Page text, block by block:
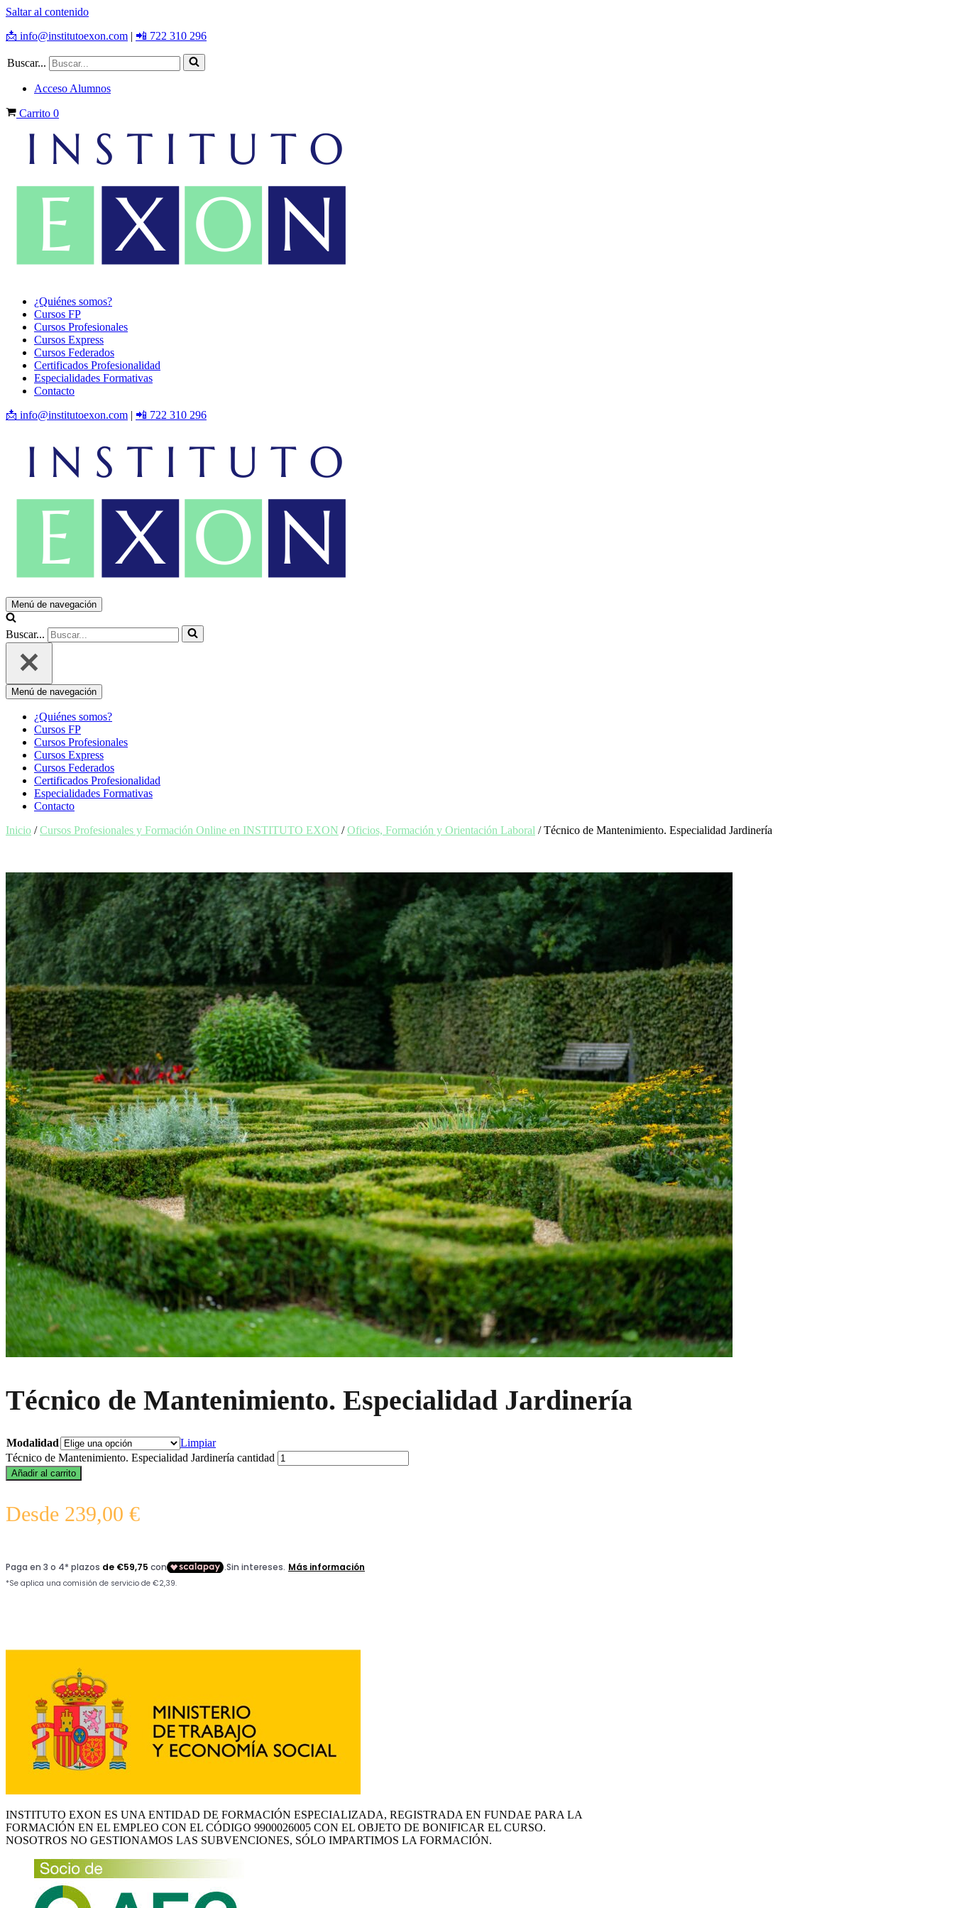
Saltar al contenido
📩 info@institutoexon.com | 📲 722 310 296
Buscar...
Acceso Alumnos
Carrito 0
¿Quiénes somos?
Cursos FP
Cursos Profesionales
Cursos Express
Cursos Federados
Certificados Profesionalidad
Especialidades Formativas
Contacto
📩 info@institutoexon.com | 📲 722 310 296
Menú de navegación
Buscar...
Menú de navegación
¿Quiénes somos?
Cursos FP
Cursos Profesionales
Cursos Express
Cursos Federados
Certificados Profesionalidad
Especialidades Formativas
Contacto
Inicio /Cursos Profesionales y Formación Online en INSTITUTO EXON /Oficios, Formación y Orientación Laboral / Técnico de Mantenimiento. Especialidad Jardinería
Técnico de Mantenimiento. Especialidad Jardinería
Modalidad
Limpiar
Técnico de Mantenimiento. Especialidad Jardinería cantidad
Añadir al carrito
Desde 239,00 €
INSTITUTO EXON ES UNA ENTIDAD DE FORMACIÓN ESPECIALIZADA, REGISTRADA EN FUNDAE PARA LA
FORMACIÓN EN EL EMPLEO CON EL CÓDIGO 9900026005 CON EL OBJETO DE BONIFICAR EL CURSO.
NOSOTROS NO GESTIONAMOS LAS SUBVENCIONES, SÓLO IMPARTIMOS LA FORMACIÓN.